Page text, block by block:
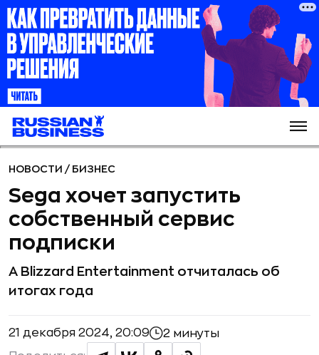
НОВОСТИ / БИЗНЕС
Sega хочет запустить
собственный сервис
подписки
А Blizzard Entertainment отчиталась об
итогах года
21 декабря 2024, 20:09 2 минуты